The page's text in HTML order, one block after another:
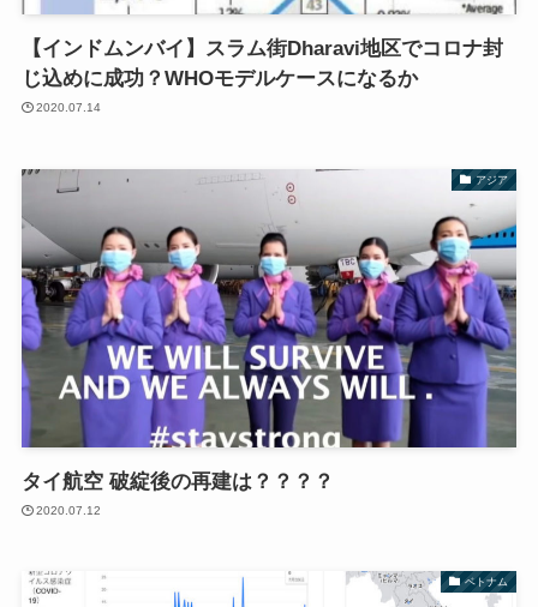
【インドムンバイ】スラム街Dharavi地区でコロナ封
じ込めに成功？WHOモデルケースになるか
2020.07.14
アジア
タイ航空 破綻後の再建は？？？？
2020.07.12
ベトナム